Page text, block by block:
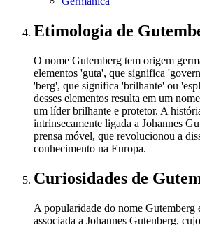
Etimologia de
O nome Gutemberg tem origem
elementos 'guta', que significa
'berg', que significa 'brilhante' ou
desses elementos resulta em um
um líder brilhante e protetor. A
intrinsecamente ligada a Johannes
prensa móvel, que revolucionou a
conhecimento na Europa.
Curiosidades de
A popularidade do nome Gutemberg
associada a Johannes Gutenberg,